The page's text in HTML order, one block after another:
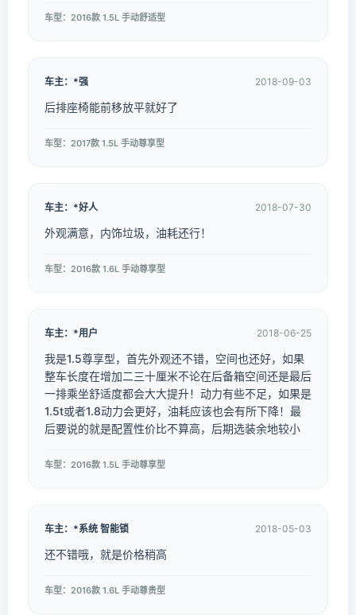
车型：2016款 1.5L 手动舒适型
车主：*强 2018-09-03
后排座椅能前移放平就好了
车型：2017款 1.5L 手动尊享型
车主：*好人 2018-07-30
外观满意，内饰垃圾，油耗还行！
车型：2016款 1.6L 手动尊享型
车主：*用户 2018-06-25
我是1.5尊享型，首先外观还不错，空间也还好，如果
整车长度在增加二三十厘米不论在后备箱空间还是最后
一排乘坐舒适度都会大大提升！动力有些不足，如果是
1.5t或者1.8动力会更好，油耗应该也会有所下降！最
后要说的就是配置性价比不算高，后期选装余地较小
车型：2016款 1.5L 手动尊享型
车主：*系统 智能锁 2018-05-03
还不错哦，就是价格稍高
车型：2016款 1.6L 手动尊贵型